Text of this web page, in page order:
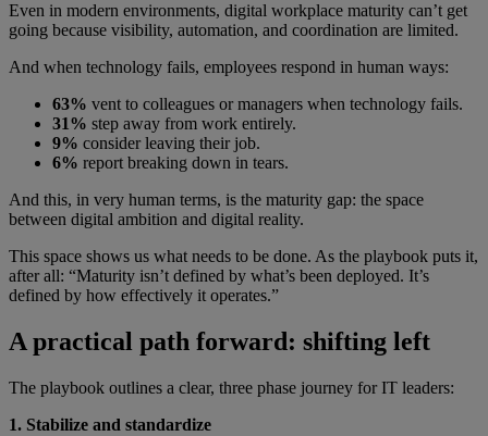
Even in modern environments, digital workplace maturity can’t get
going because visibility, automation, and coordination are limited.
And when technology fails, employees respond in human ways:
63% vent to colleagues or managers when technology fails.
31% step away from work entirely.
9% consider leaving their job.
6% report breaking down in tears.
And this, in very human terms, is the maturity gap: the space
between digital ambition and digital reality.
This space shows us what needs to be done. As the playbook puts it,
after all: “Maturity isn’t defined by what’s been deployed. It’s
defined by how effectively it operates.”
A practical path forward: shifting left
The playbook outlines a clear, three phase journey for IT leaders:
1. Stabilize and standardize